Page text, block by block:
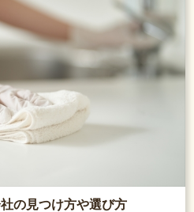
の見つけ方や選び方